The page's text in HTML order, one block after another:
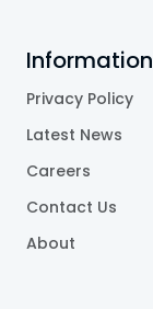
Information
Privacy Policy
Latest News
Careers
Contact Us
About